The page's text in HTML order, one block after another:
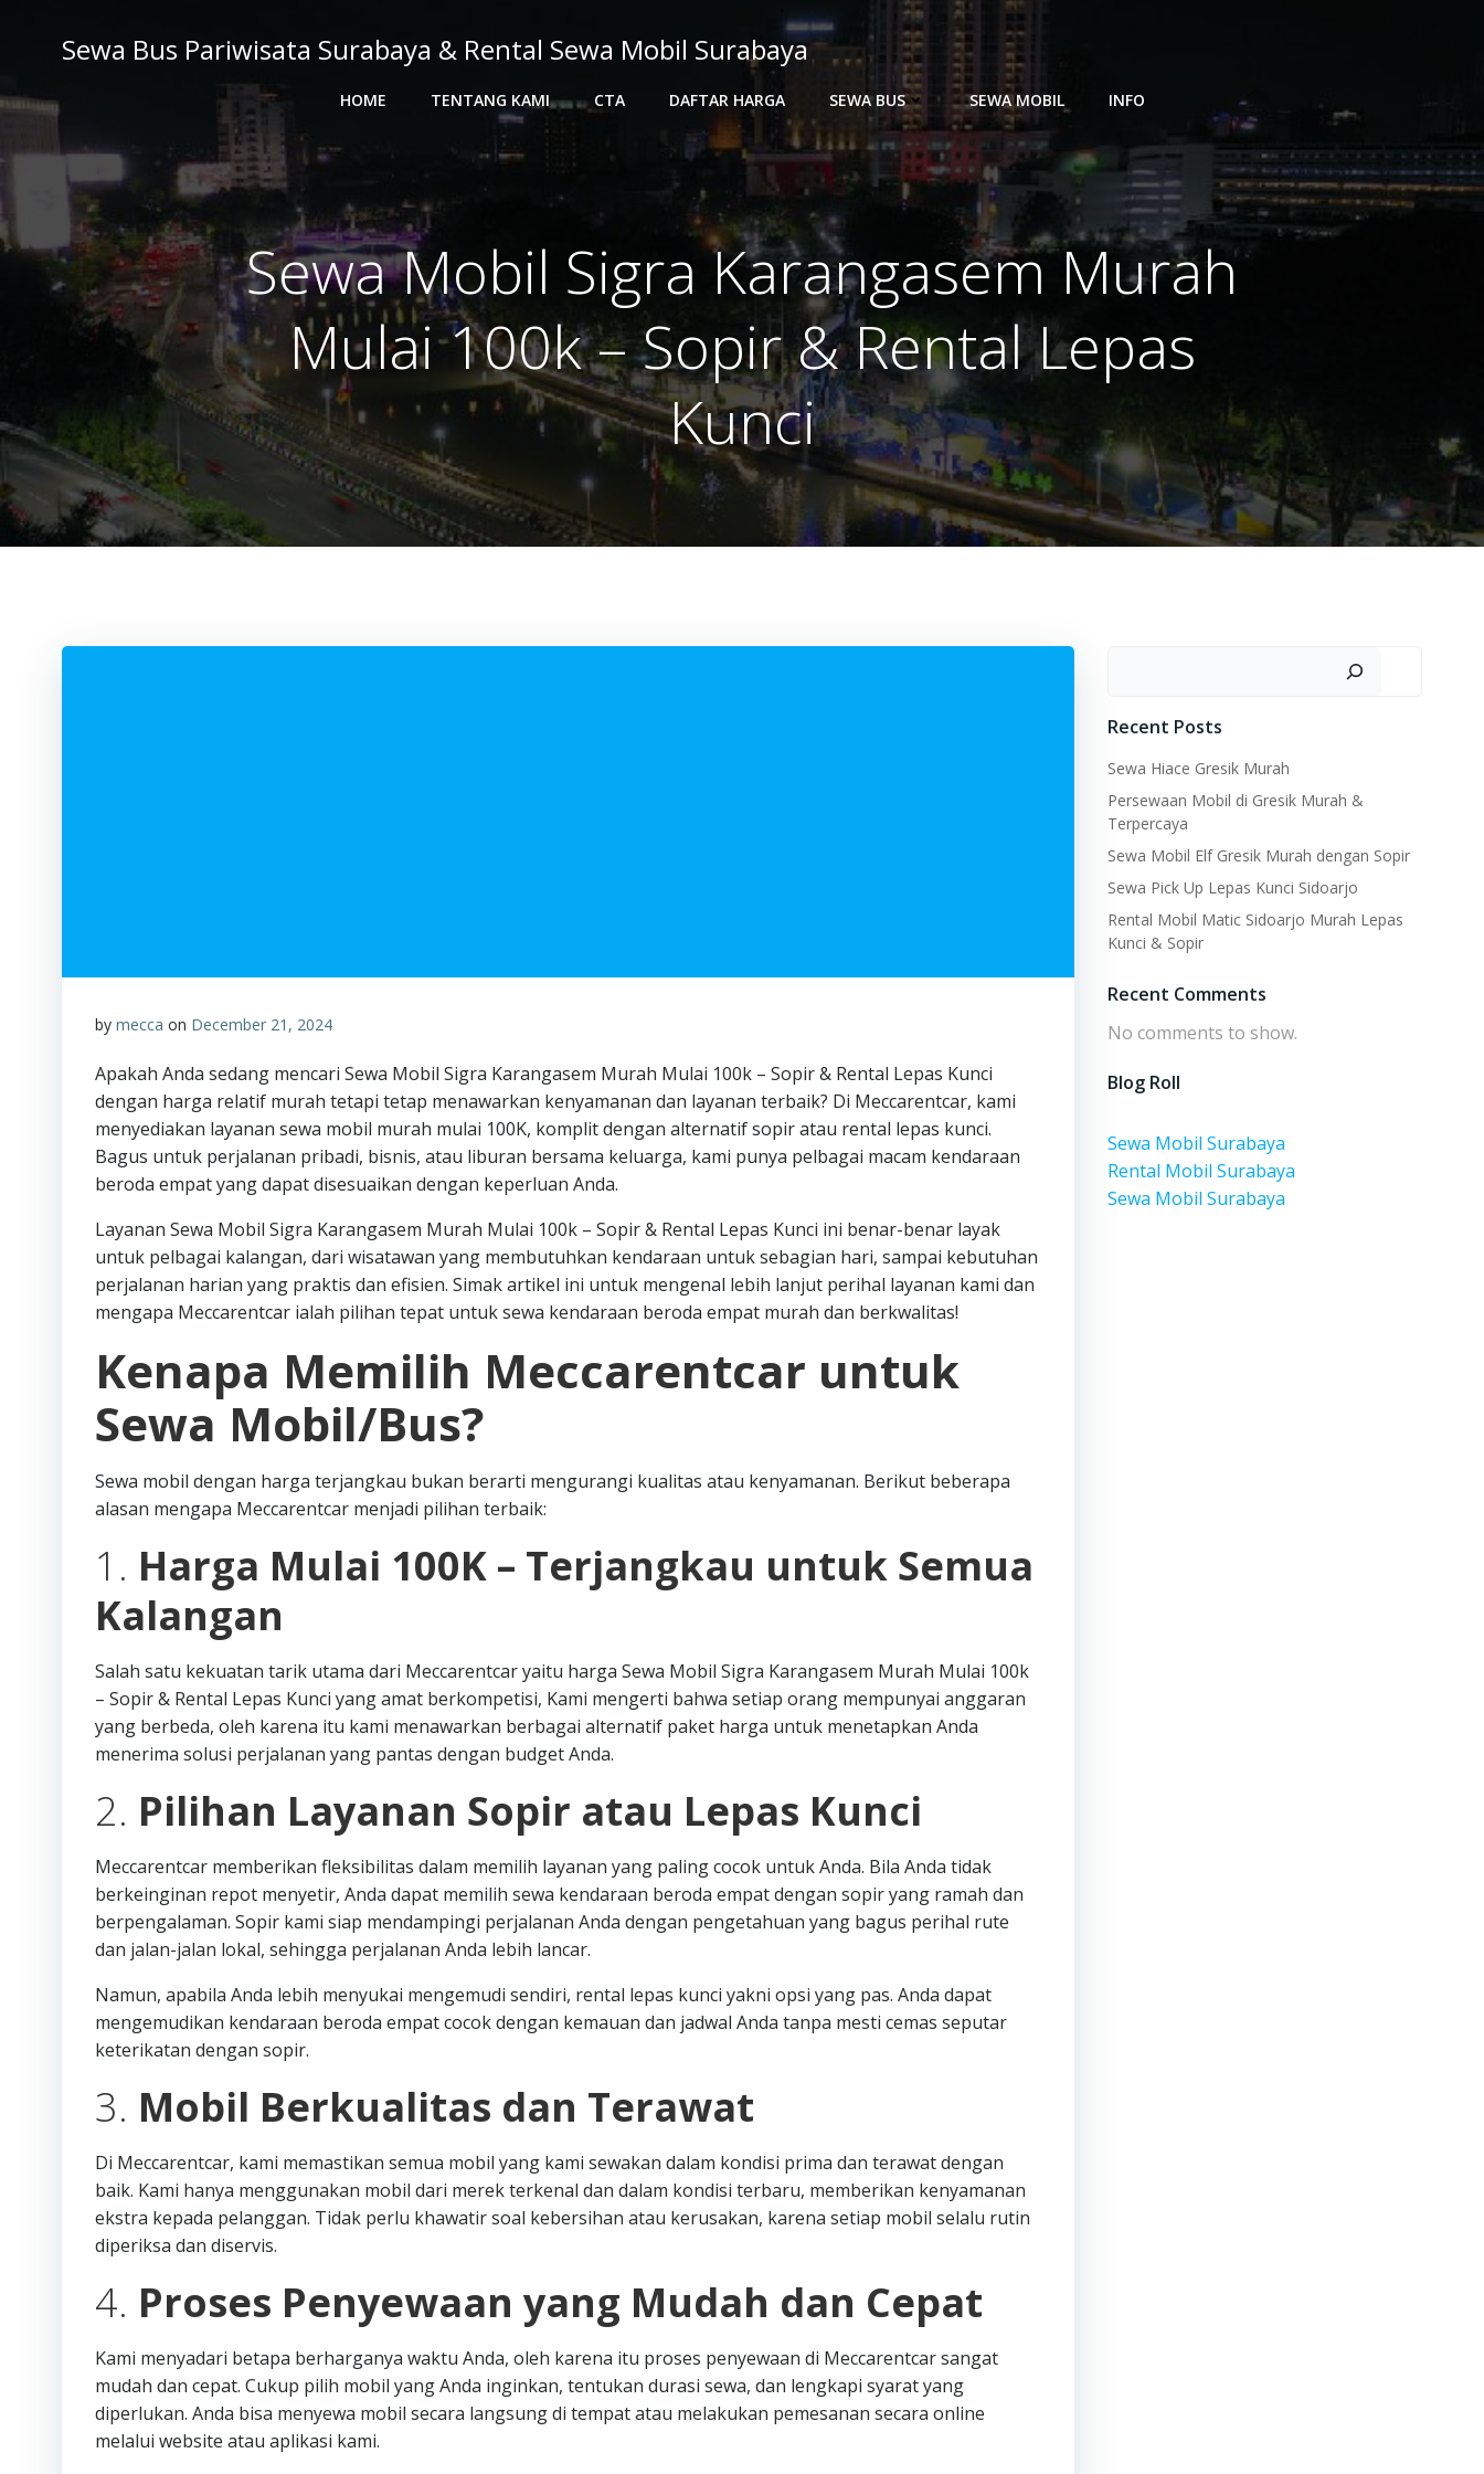
Sewa Bus Pariwisata Surabaya & Rental Sewa Mobil Surabaya
HOME TENTANG KAMI CTA DAFTAR HARGA SEWA BUS SEWA MOBIL INFO
Sewa Mobil Sigra Karangasem Murah
Mulai 100k – Sopir & Rental Lepas
Kunci
by mecca on December 21, 2024
Apakah Anda sedang mencari Sewa Mobil Sigra Karangasem Murah Mulai 100k – Sopir & Rental Lepas Kunci
dengan harga relatif murah tetapi tetap menawarkan kenyamanan dan layanan terbaik? Di Meccarentcar, kami
menyediakan layanan sewa mobil murah mulai 100K, komplit dengan alternatif sopir atau rental lepas kunci.
Bagus untuk perjalanan pribadi, bisnis, atau liburan bersama keluarga, kami punya pelbagai macam kendaraan
beroda empat yang dapat disesuaikan dengan keperluan Anda.
Layanan Sewa Mobil Sigra Karangasem Murah Mulai 100k – Sopir & Rental Lepas Kunci ini benar-benar layak
untuk pelbagai kalangan, dari wisatawan yang membutuhkan kendaraan untuk sebagian hari, sampai kebutuhan
perjalanan harian yang praktis dan efisien. Simak artikel ini untuk mengenal lebih lanjut perihal layanan kami dan
mengapa Meccarentcar ialah pilihan tepat untuk sewa kendaraan beroda empat murah dan berkwalitas!
Kenapa Memilih Meccarentcar untuk
Sewa Mobil/Bus?
Sewa mobil dengan harga terjangkau bukan berarti mengurangi kualitas atau kenyamanan. Berikut beberapa
alasan mengapa Meccarentcar menjadi pilihan terbaik:
1. Harga Mulai 100K – Terjangkau untuk Semua
Kalangan
Salah satu kekuatan tarik utama dari Meccarentcar yaitu harga Sewa Mobil Sigra Karangasem Murah Mulai 100k
– Sopir & Rental Lepas Kunci yang amat berkompetisi, Kami mengerti bahwa setiap orang mempunyai anggaran
yang berbeda, oleh karena itu kami menawarkan berbagai alternatif paket harga untuk menetapkan Anda
menerima solusi perjalanan yang pantas dengan budget Anda.
2. Pilihan Layanan Sopir atau Lepas Kunci
Meccarentcar memberikan fleksibilitas dalam memilih layanan yang paling cocok untuk Anda. Bila Anda tidak
berkeinginan repot menyetir, Anda dapat memilih sewa kendaraan beroda empat dengan sopir yang ramah dan
berpengalaman. Sopir kami siap mendampingi perjalanan Anda dengan pengetahuan yang bagus perihal rute
dan jalan-jalan lokal, sehingga perjalanan Anda lebih lancar.
Namun, apabila Anda lebih menyukai mengemudi sendiri, rental lepas kunci yakni opsi yang pas. Anda dapat
mengemudikan kendaraan beroda empat cocok dengan kemauan dan jadwal Anda tanpa mesti cemas seputar
keterikatan dengan sopir.
3. Mobil Berkualitas dan Terawat
Di Meccarentcar, kami memastikan semua mobil yang kami sewakan dalam kondisi prima dan terawat dengan
baik. Kami hanya menggunakan mobil dari merek terkenal dan dalam kondisi terbaru, memberikan kenyamanan
ekstra kepada pelanggan. Tidak perlu khawatir soal kebersihan atau kerusakan, karena setiap mobil selalu rutin
diperiksa dan diservis.
4. Proses Penyewaan yang Mudah dan Cepat
Kami menyadari betapa berharganya waktu Anda, oleh karena itu proses penyewaan di Meccarentcar sangat
mudah dan cepat. Cukup pilih mobil yang Anda inginkan, tentukan durasi sewa, dan lengkapi syarat yang
diperlukan. Anda bisa menyewa mobil secara langsung di tempat atau melakukan pemesanan secara online
melalui website atau aplikasi kami.
Recent Posts
Sewa Hiace Gresik Murah
Persewaan Mobil di Gresik Murah &
Terpercaya
Sewa Mobil Elf Gresik Murah dengan Sopir
Sewa Pick Up Lepas Kunci Sidoarjo
Rental Mobil Matic Sidoarjo Murah Lepas
Kunci & Sopir
Recent Comments
No comments to show.
Blog Roll
Sewa Mobil Surabaya
Rental Mobil Surabaya
Sewa Mobil Surabaya